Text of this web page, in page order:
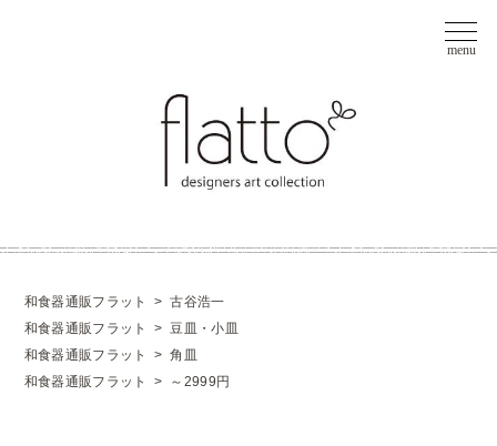
和食器通販フラット >古谷浩一
和食器通販フラット
>豆皿・小皿
和食器通販フラット
>角皿
和食器通販フラット
> ～2999円